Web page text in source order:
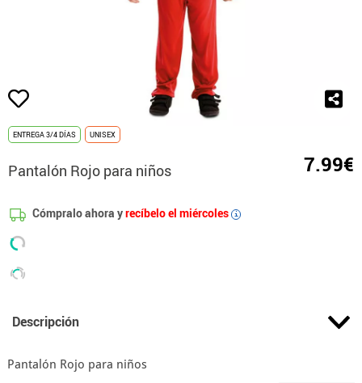
ENTREGA 3/4 DÍAS UNISEX
Pantalón Rojo para niños 7.99€
Cómpralo ahora yrecíbelo el miércoles i
Descripción
Pantalón Rojo para niños